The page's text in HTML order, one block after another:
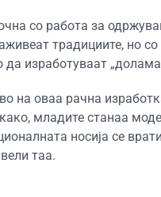
со работа за
традициите, но со
изработуваат
на оваа рачна
младите станаа
носија се
таа.